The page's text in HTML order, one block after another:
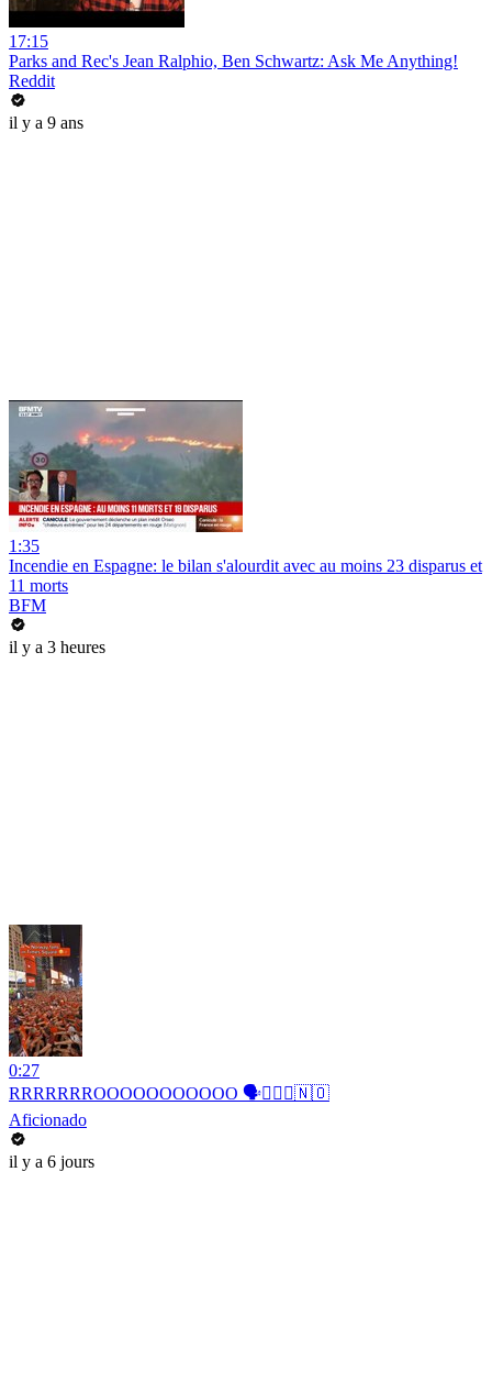
17:15
Parks and Rec's Jean Ralphio, Ben Schwartz: Ask Me Anything!
Reddit
il y a 9 ans
1:35
Incendie en Espagne: le bilan s'alourdit avec au moins 23 disparus et
11 morts
BFM
il y a 3 heures
0:27
RRRRRRROOOOOOOOOOO 🗣️🚣🏻‍♂️🇳🇴
Aficionado
il y a 6 jours